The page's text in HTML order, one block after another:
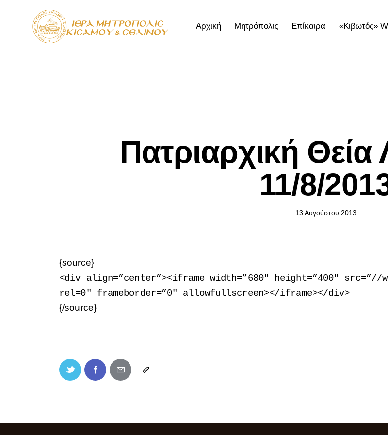
Αρχική Μητρόπολις Επίκαιρα «Κιβωτός»
Πατριαρχική Θεία
11/8/
13 Αυγούστου 2013
{source}
<div align=”center”><iframe width=”680″ height=”400″ src=”//
rel=0″ frameborder=”0″ allowfullscreen></iframe></div>
{/source}